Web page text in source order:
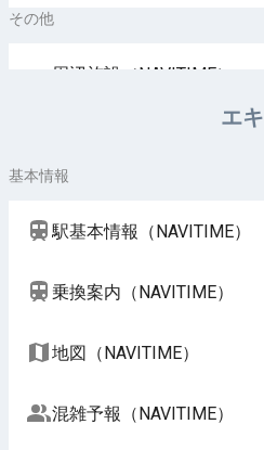
その他
周辺施設（NAVITIME）
エキ
基本情報
駅基本情報（NAVITIME）
乗換案内（NAVITIME）
地図（NAVITIME）
混雑予報（NAVITIME）